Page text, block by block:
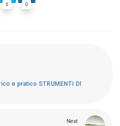
0 0
e pratico STRUMENTI DI
Next